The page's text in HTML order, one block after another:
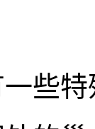
些